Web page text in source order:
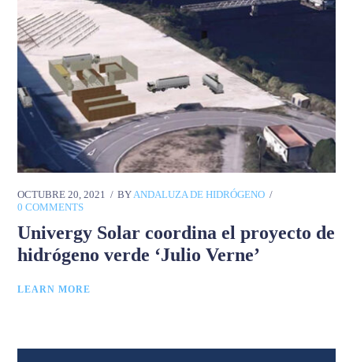
OCTUBRE 20, 2021 BY ANDALUZA DE HIDRÓGENO
0 COMMENTS
Univergy Solar coordina el proyecto de
hidrógeno verde ‘Julio Verne’
LEARN MORE